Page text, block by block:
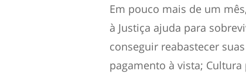
Em pouco mais de um
à Justiça ajuda para
conseguir reabastecer
pagamento à vista;